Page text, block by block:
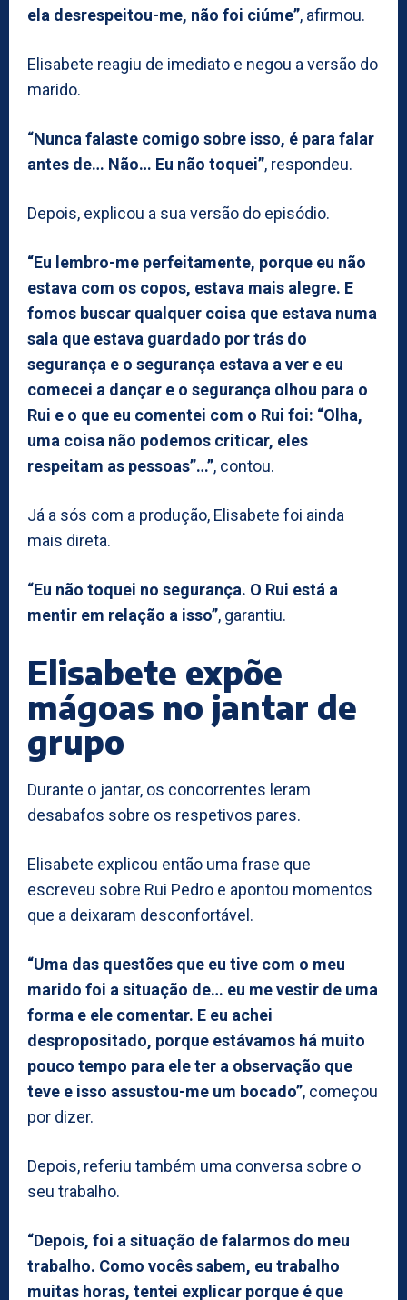
ela desrespeitou-me, não foi ciúme”, afirmou.
Elisabete reagiu de imediato e negou a versão do
marido.
“Nunca falaste comigo sobre isso, é para falar
antes de… Não… Eu não toquei”, respondeu.
Depois, explicou a sua versão do episódio.
“Eu lembro-me perfeitamente, porque eu não
estava com os copos, estava mais alegre. E
fomos buscar qualquer coisa que estava numa
sala que estava guardado por trás do
segurança e o segurança estava a ver e eu
comecei a dançar e o segurança olhou para o
Rui e o que eu comentei com o Rui foi: “Olha,
uma coisa não podemos criticar, eles
respeitam as pessoas”…”, contou.
Já a sós com a produção, Elisabete foi ainda
mais direta.
“Eu não toquei no segurança. O Rui está a
mentir em relação a isso”, garantiu.
Elisabete expõe
mágoas no jantar de
grupo
Durante o jantar, os concorrentes leram
desabafos sobre os respetivos pares.
Elisabete explicou então uma frase que
escreveu sobre Rui Pedro e apontou momentos
que a deixaram desconfortável.
“Uma das questões que eu tive com o meu
marido foi a situação de… eu me vestir de uma
forma e ele comentar. E eu achei
despropositado, porque estávamos há muito
pouco tempo para ele ter a observação que
teve e isso assustou-me um bocado”, começou
por dizer.
Depois, referiu também uma conversa sobre o
seu trabalho.
“Depois, foi a situação de falarmos do meu
trabalho. Como vocês sabem, eu trabalho
muitas horas, tentei explicar porque é que